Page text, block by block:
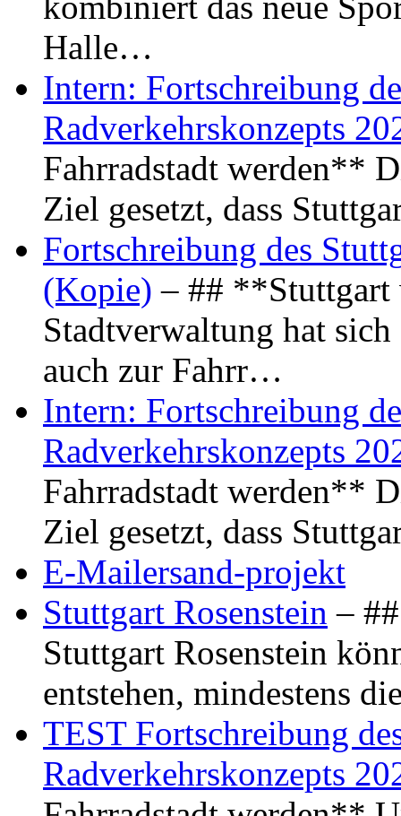
Halle…
Intern: Fortschreibung
Radverkehrskonzepts
Fahrradstadt werden**
Ziel gesetzt, dass
Fortschreibung des
(Kopie) – ## **Stuttgart
Stadtverwaltung hat
auch zur Fahrr…
Intern: Fortschreibung
Radverkehrskonzepts
Fahrradstadt werden**
Ziel gesetzt, dass
E-Mailersand-projekt
Stuttgart Rosenstein –
Stuttgart Rosenstein
entstehen, mindestens
TEST Fortschreibung
Radverkehrskonzepts